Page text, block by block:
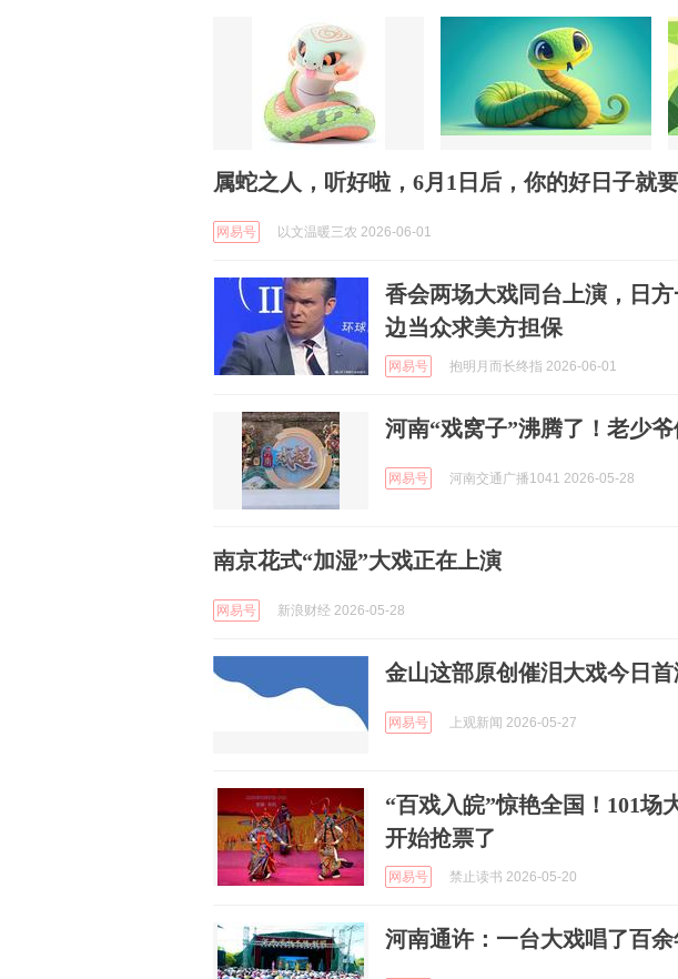
属蛇之人，听好啦，6月1日后，你的好日子就
网易号 以文温暖三农 2026-06-01
香会两场大戏同台上演，日
边当众求美方担保
网易号 抱明月而长终指 2026-06-01
河南“戏窝子”沸腾了！老少爷
网易号 河南交通广播1041 2026-05-28
南京花式“加湿”大戏正在上演
网易号 新浪财经 2026-05-28
金山这部原创催泪大戏今日首
网易号 上观新闻 2026-05-27
“百戏入皖”惊艳全国！101场
开始抢票了
网易号 禁止读书 2026-05-20
河南通许：一台大戏唱了百余